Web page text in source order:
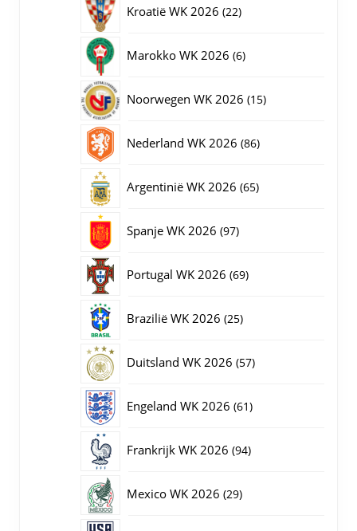
Kroatië WK 2026 2222
Marokko WK 2026 66
Noorwegen WK 2026 1515
Nederland WK 2026 8686
Argentinië WK 2026 6565
Spanje WK 2026 9797
Portugal WK 2026 6969
Brazilië WK 2026 2525
Duitsland WK 2026 5757
Engeland WK 2026 6161
Frankrijk WK 2026 9494
Mexico WK 2026 2929